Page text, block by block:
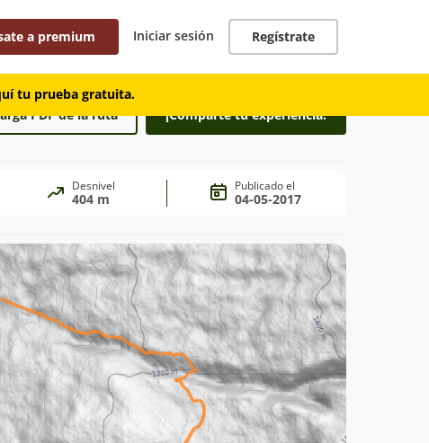
a premium Iniciar sesión Regístrate
tu prueba gratuita.
PDF de la ruta ¡Comparte tu experiencia!
Desnivel
404 m
Publicado el
04-05-2017